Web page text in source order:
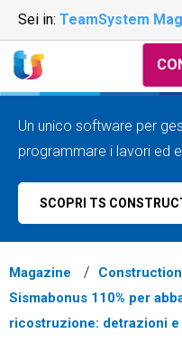
Sei in: TeamSystem
Un unico software per
programmare i lavori ed
SCOPRI TS
Magazine
Construction
Sismabonus 110% per
ricostruzione: detrazioni